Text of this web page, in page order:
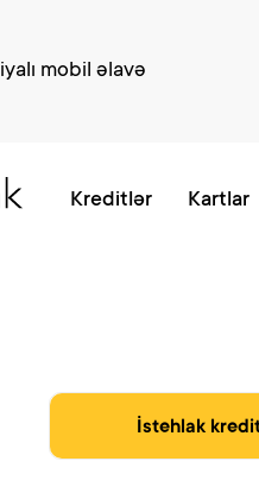
mobil əlavə
Kreditlər Kartlar
İstehlak